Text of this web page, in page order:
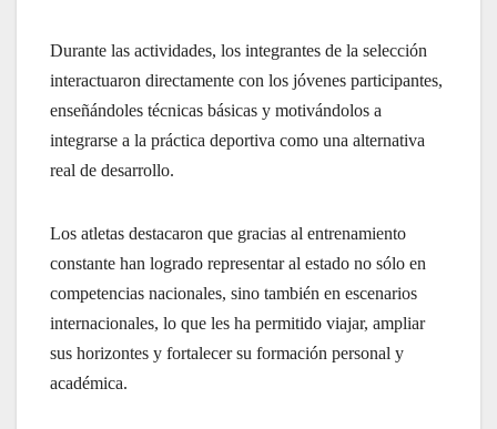
Durante las actividades, los integrantes de la selección
interactuaron directamente con los jóvenes participantes,
enseñándoles técnicas básicas y motivándolos a
integrarse a la práctica deportiva como una alternativa
real de desarrollo.
Los atletas destacaron que gracias al entrenamiento
constante han logrado representar al estado no sólo en
competencias nacionales, sino también en escenarios
internacionales, lo que les ha permitido viajar, ampliar
sus horizontes y fortalecer su formación personal y
académica.